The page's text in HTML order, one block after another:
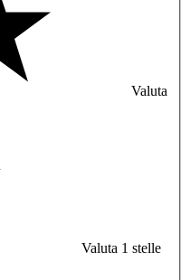
Valuta
Valuta 1 stelle